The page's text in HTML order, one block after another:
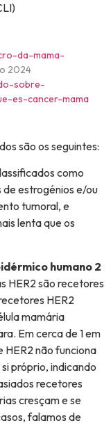
da-mama-
2024
sobre-
es-cancer-mama
são os seguintes:
como
estrogénios e/ou
tumoral, e
lenta que os
humano 2
HER2 são recetores
HER2
mamária
Em cerca de 1 em
HER2 não funciona
próprio, indicando
recetores
cresçam e se
falamos de